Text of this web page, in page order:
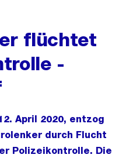
flüchtet
-
April 2020, entzog
durch Flucht
Polizeikontrolle. Die